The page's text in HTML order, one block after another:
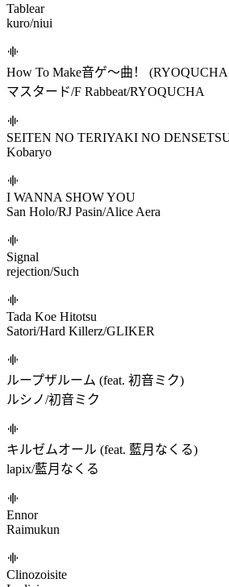
かめりあ
Aite
ginkiha
stop-motion
Frums
snooze (feat. 初音ミク)
wotaku/初音ミク
Trust (feat. 光吉猛修)
Massive New Krew/光吉猛修
Tablear
kuro/niui
How To Make音ゲ～曲！ (RYOQUCHA
マスタード/F Rabbeat/RYOQUCHA
SEITEN NO TERIYAKI NO DENSETSU
Kobaryo
I WANNA SHOW YOU
San Holo/RJ Pasin/Alice Aera
Signal
rejection/Such